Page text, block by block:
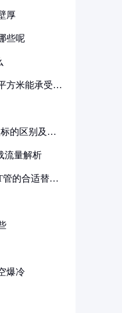
厚
些呢
方米能承受多
的区别及其
流量解析
管的合适替代
爆冷